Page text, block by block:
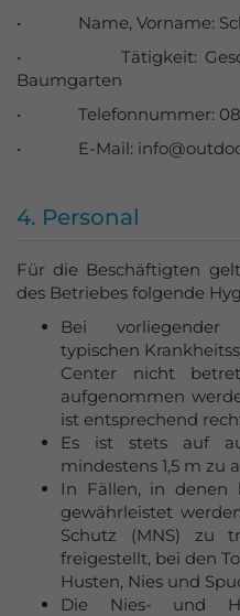
• Name, Vorname:
• Tätigkeit:
Baumgarten
• Telefonnummer:
• E-Mail:
4. Personal
Für die Beschäftigten
des Betriebes folgende
Bei vorliegender
typischen
Center nicht
aufgenommen
ist entsprechend
Es ist stets auf
mindestens 1,5 m zu
In Fällen, in denen
gewährleistet
Schutz (MNS) zu
freigestellt, bei den
Husten, Nies und
Die Nies- und